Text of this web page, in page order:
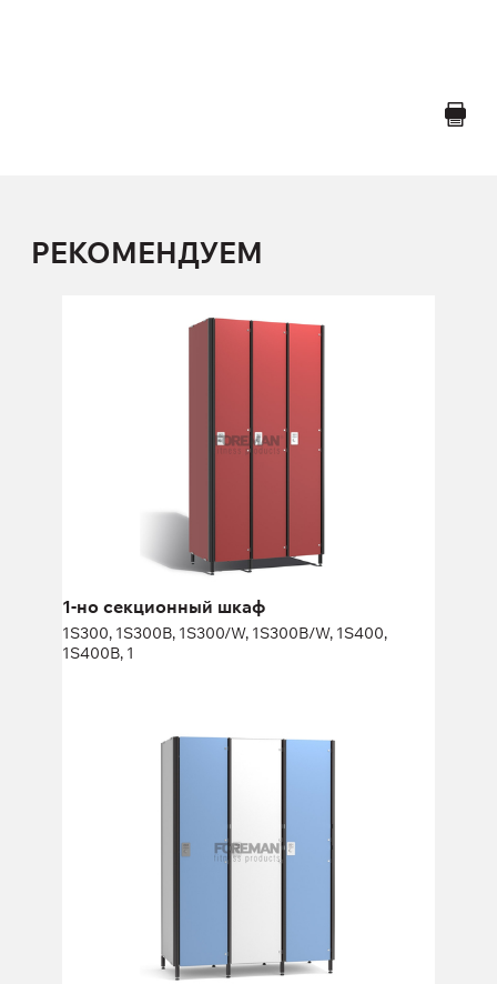
РЕКОМЕНДУЕМ
1-но секционный шкаф
1S300, 1S300B, 1S300/W, 1S300B/W, 1S400,
1S400B, 1
1-но секционный шкаф
1S300, 1S300B, 1S300/W, 1S300B/W, 1S400, 1S400B,
30 (40) см
170 см